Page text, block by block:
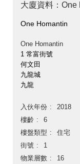
大廈資料：One
One Homantin
One Homantin
1 常富街號
何文田
九龍城
九龍
入伙年份
2018
樓齡
6
樓盤類型
住宅
街號
1
物業層數
16